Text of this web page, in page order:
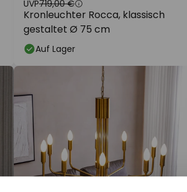
Kronleuchter Rocca, klassisch
gestaltet Ø 75 cm
UVP719,00 €
Auf Lager